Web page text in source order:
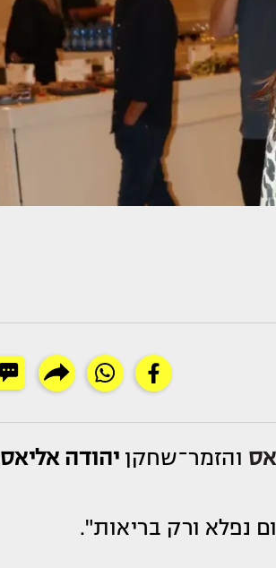
והזמר־שחקןיהודה אליאס
נפלא ורק בריאות".